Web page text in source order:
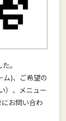
。
ム)、ご希望の
）、メニュー
お問い合わ